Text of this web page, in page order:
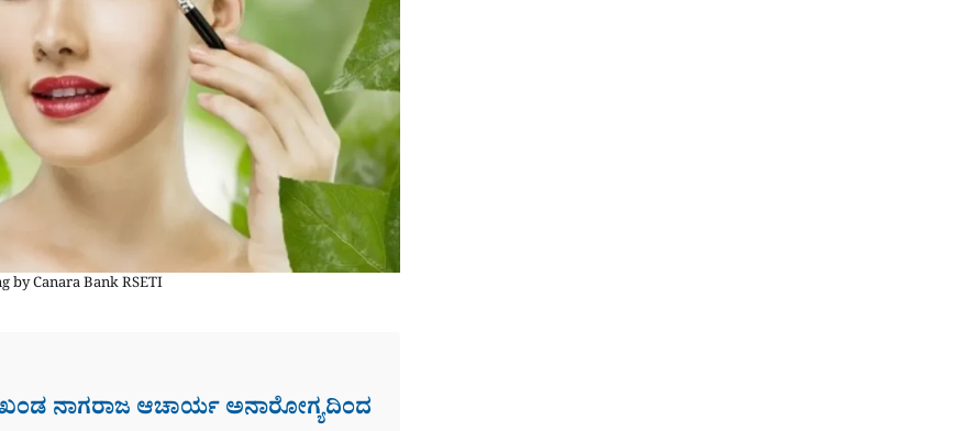
by Canara Bank RSETI
ನಾಗರಾಜ ಆಚಾರ್ಯ ಅನಾರೋಗ್ಯದಿಂದ